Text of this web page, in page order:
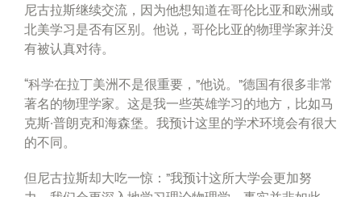
尼古拉斯继续交流，因为他想知道在哥伦比亚和欧洲或
北美学习是否有区别。他说，哥伦比亚的物理学家并没
有被认真对待。
“科学在拉丁美洲不是很重要，”他说。”德国有很多非常
著名的物理学家。这是我一些英雄学习的地方，比如马
克斯·普朗克和海森堡。我预计这里的学术环境会有很大
的不同。
但尼古拉斯却大吃一惊：”我预计这所大学会更加努